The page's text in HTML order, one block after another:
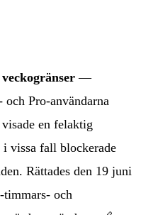
—
Pro-användarna
en felaktig
i vissa fall blockerade
Rättades den 19 juni
timmars- och